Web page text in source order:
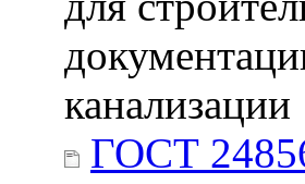
канализации
ГОСТ